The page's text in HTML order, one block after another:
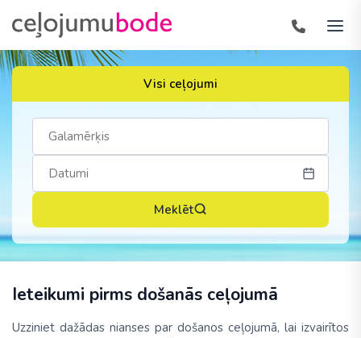
Visi ceļojumi
Meklēt
Ieteikumi pirms došanās ceļojumā
Uzziniet dažādas nianses par došanos ceļojumā, lai izvairītos